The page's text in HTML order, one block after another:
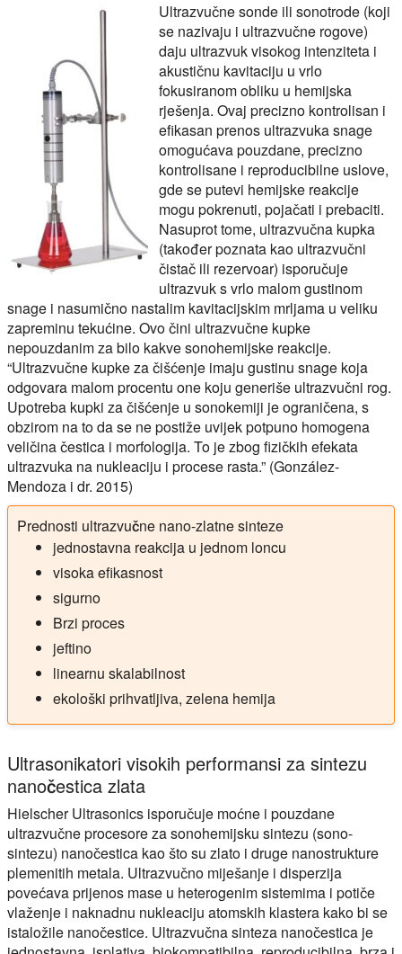
Ultrazvučne sonde ili sonotrode (koji
se nazivaju i ultrazvučne rogove)
daju ultrazvuk visokog intenziteta i
akustičnu kavitaciju u vrlo
fokusiranom obliku u hemijska
rješenja. Ovaj precizno kontrolisan i
efikasan prenos ultrazvuka snage
omogućava pouzdane, precizno
kontrolisane i reproducibilne uslove,
gde se putevi hemijske reakcije
mogu pokrenuti, pojačati i prebaciti.
Nasuprot tome, ultrazvučna kupka
(također poznata kao ultrazvučni
čistač ili rezervoar) isporučuje
ultrazvuk s vrlo malom gustinom
snage i nasumično nastalim kavitacijskim mrljama u veliku
zapreminu tekućine. Ovo čini ultrazvučne kupke
nepouzdanim za bilo kakve sonohemijske reakcije.
“Ultrazvučne kupke za čišćenje imaju gustinu snage koja
odgovara malom procentu one koju generiše ultrazvučni rog.
Upotreba kupki za čišćenje u sonokemiji je ograničena, s
obzirom na to da se ne postiže uvijek potpuno homogena
veličina čestica i morfologija. To je zbog fizičkih efekata
ultrazvuka na nukleaciju i procese rasta.” (González-
Mendoza i dr. 2015)
Prednosti ultrazvučne nano-zlatne sinteze
jednostavna reakcija u jednom loncu
visoka efikasnost
sigurno
Brzi proces
jeftino
linearnu skalabilnost
ekološki prihvatljiva, zelena hemija
Ultrasonikatori visokih performansi za sintezu
nanočestica zlata
Hielscher Ultrasonics isporučuje moćne i pouzdane
ultrazvučne procesore za sonohemijsku sintezu (sono-
sintezu) nanočestica kao što su zlato i druge nanostrukture
plemenitih metala. Ultrazvučno miješanje i disperzija
povećava prijenos mase u heterogenim sistemima i potiče
vlaženje i naknadnu nukleaciju atomskih klastera kako bi se
istaložile nanočestice. Ultrazvučna sinteza nanočestica je